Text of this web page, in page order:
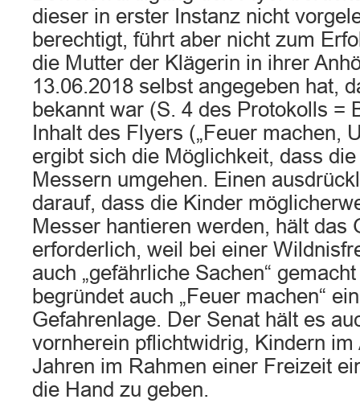
dieser in erster Instanz nicht
berechtigt, führt aber nicht zum
die Mutter der Klägerin in ihrer
13.06.2018 selbst angegeben hat,
bekannt war (S. 4 des Protokolls =
Inhalt des Flyers („Feuer machen,
ergibt sich die Möglichkeit, dass
Messern umgehen. Einen
darauf, dass die Kinder
Messer hantieren werden, hält das
erforderlich, weil bei einer
auch „gefährliche Sachen“
begründet auch „Feuer machen“
Gefahrenlage. Der Senat hält es
vornherein pflichtwidrig, Kindern im
Jahren im Rahmen einer Freizeit
die Hand zu geben.